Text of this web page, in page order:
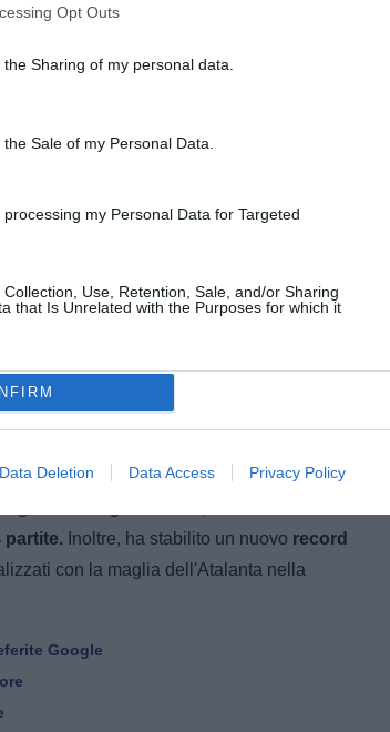
Opt Outs
Sharing of my personal data.
Sale of my Personal Data.
my Personal Data for Targeted
Use, Retention, Sale, and/or Sharing
that Is Unrelated with the Purposes for which it
Data Deletion Data Access Privacy Policy
definitivo delle prestazioni sportive del
United Football Club.vLo scorso 13
gol, all'esordio, in occasione della vittoria
azzurra ha collezionato 44 presenze,
della Supercoppa Italiana, andando a
Rasmus!"
partite. Inoltre, ha stabilito un nuovo record
con la maglia dell'Atalanta nella
Google